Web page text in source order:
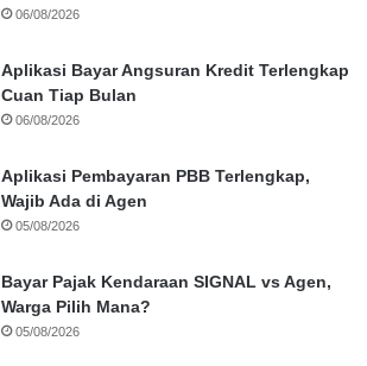
06/08/2026
Aplikasi Bayar Angsuran Kredit Terlengkap
Cuan Tiap Bulan
06/08/2026
Aplikasi Pembayaran PBB Terlengkap,
Wajib Ada di Agen
05/08/2026
Bayar Pajak Kendaraan SIGNAL vs Agen,
Warga Pilih Mana?
05/08/2026